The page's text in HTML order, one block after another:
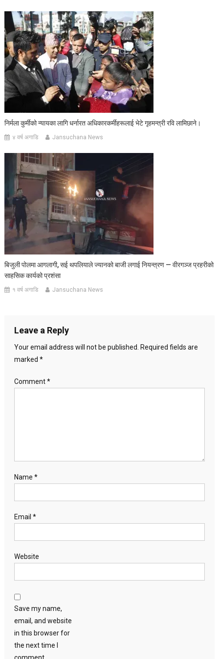
निर्मला कुर्मीको न्यायका लागि धर्नारत अधिकारकर्मीहरूलाई भेटे गृहमन्त्री रवि लामिछाने।
४ वर्ष अगाडि Jansuchana News
बिजुली पोलमा आगलागी, सई थपलियाले ज्यानको बाजी लगाई नियन्त्रण — वीरगञ्ज प्रहरीको
साहसिक कार्यको प्रशंसा
१ वर्ष अगाडि Jansuchana News
Leave a Reply
Your email address will not be published. Required fields are
marked *
Comment*
Name *
Email *
Website
Save my name,
email, and website
in this browser for
the next time I